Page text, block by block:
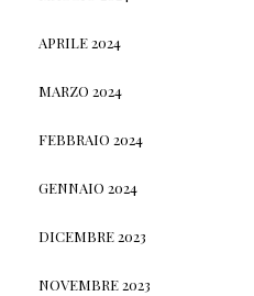
APRILE 2024
MARZO 2024
FEBBRAIO 2024
GENNAIO 2024
DICEMBRE 2023
NOVEMBRE 2023